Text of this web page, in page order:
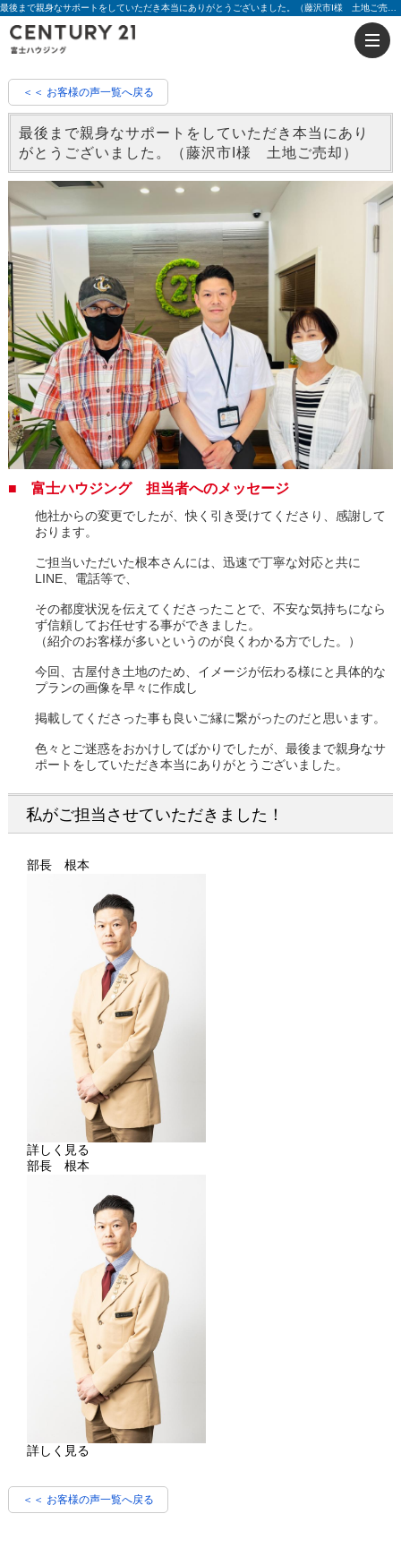
＜＜ お客様の声一覧へ戻る
最後まで親身なサポートをしていただき本当にあり
がとうございました。（藤沢市I様 土地ご売却）
■ 富士ハウジング 担当者へのメッセージ
他社からの変更でしたが、快く引き受けてくださり、感謝して
おります。
ご担当いただいた根本さんには、迅速で丁寧な対応と共に
LINE、電話等で、
その都度状況を伝えてくださったことで、不安な気持ちになら
ず信頼してお任せする事ができました。
（紹介のお客様が多いというのが良くわかる方でした。）
今回、古屋付き土地のため、イメージが伝わる様にと具体的な
プランの画像を早々に作成し
掲載してくださった事も良いご縁に繋がったのだと思います。
色々とご迷惑をおかけしてばかりでしたが、最後まで親身なサ
ポートをしていただき本当にありがとうございました。
私がご担当させていただきました！
部長 根本
詳しく見る
部長 根本
詳しく見る
＜＜ お客様の声一覧へ戻る